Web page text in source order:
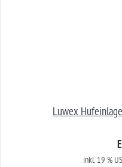
Luwex
inkl. 19 %